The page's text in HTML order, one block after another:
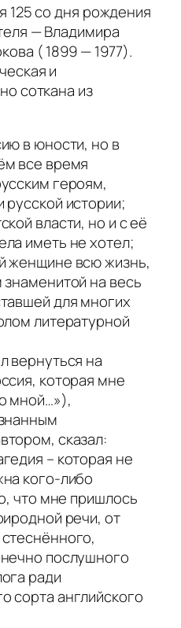
125 со дня рождения
— Владимира
( 1899 — 1977).
и
соткана из
в юности, но в
все время
героям,
истории;
власти, но и с её
иметь не хотел;
женщине всю жизнь,
на весь
для многих
литературной
вернуться на
которая мне
мной…»),
сказал:
– которая не
кого-либо
что мне пришлось
речи, от
послушного
ради
сорта английского